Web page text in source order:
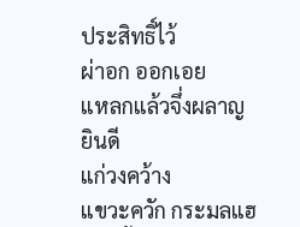
ประสิทธิ์ไว้
ผ่าอก ออกเอย
แหลกแล้วจึ่งผลาญ
ยินดี
แก่วงคว้าง
แขวะควัก กระมลแฮ